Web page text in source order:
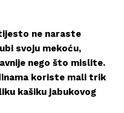
ne naraste
svoju mekoću,
nego što mislite.
koriste mali trik
kašiku jabukovog